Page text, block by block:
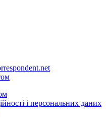
і персональних даних